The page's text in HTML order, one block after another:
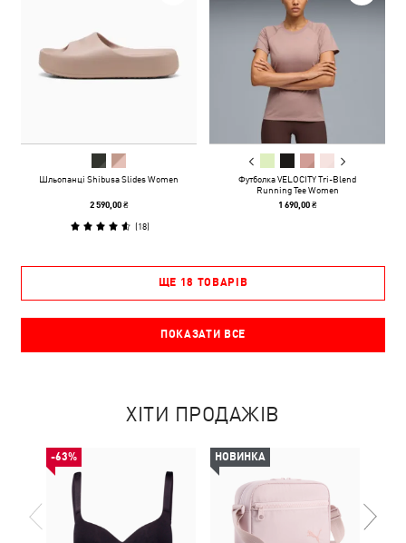
Шльопанці Shibusa Slides Women
2 590,00 ₴
(18)
Футболка VELOCITY Tri-Blend
Running Tee Women
1 690,00 ₴
ЩЕ 18 ТОВАРІВ
ПОКАЗАТИ ВСЕ
ХІТИ ПРОДАЖІВ
-63% НОВИНКА